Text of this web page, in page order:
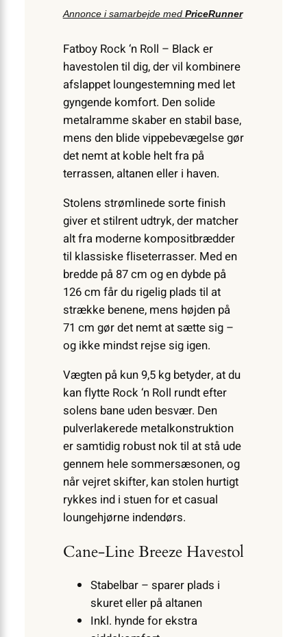
Annonce i samarbejde med PriceRunner
Fatboy Rock ‘n Roll – Black er
havestolen til dig, der vil kombinere
afslappet lounge­stemning med let
gyngende komfort. Den solide
metalramme skaber en stabil base,
mens den blide vippebevægelse gør
det nemt at koble helt fra på
terrassen, altanen eller i haven.
Stolens strømlinede sorte finish
giver et stilrent udtryk, der matcher
alt fra moderne kompositbrædder
til klassiske fliseterrasser. Med en
bredde på 87 cm og en dybde på
126 cm får du rigelig plads til at
strække benene, mens højden på
71 cm gør det nemt at sætte sig –
og ikke mindst rejse sig igen.
Vægten på kun 9,5 kg betyder, at du
kan flytte Rock ‘n Roll rundt efter
solens bane uden besvær. Den
pulverlakerede metal­konstruktion
er samtidig robust nok til at stå ude
gennem hele sommersæsonen, og
når vejret skifter, kan stolen hurtigt
rykkes ind i stuen for et casual
loungehjørne indendørs.
Cane-Line Breeze Havestol
Stabelbar – sparer plads i
skuret eller på altanen
Inkl. hynde for ekstra